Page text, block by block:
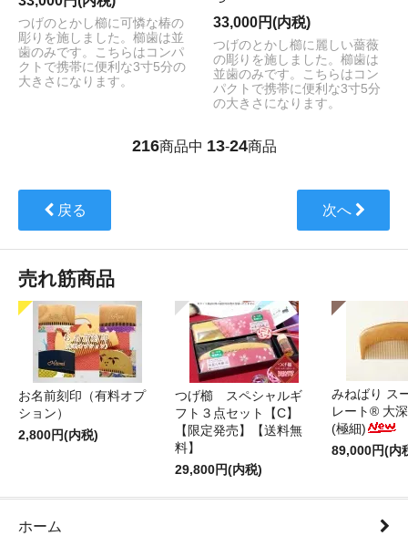
つげのとかし櫛に可憐な椿の
彫りを施しました。櫛歯は並
歯のみです。こちらはコンパ
クトで携帯に便利な3寸5分の
大きさになります。
33,000円(内税)
つげのとかし櫛に麗しい薔薇
の彫りを施しました。櫛歯は
並歯のみです。こちらはコン
パクトで携帯に便利な3寸5分
の大きさになります。
216商品中 13-24商品
戻る 次へ
売れ筋商品
お名前刻印（有料オプ
ション）
2,800円(内税)
つげ櫛 スペシャルギ
フト３点セット【C】
【限定発売】【送料無
料】
29,800円(内税)
みねばり ス
レート® 大
(極細)
89,000円(内
ホーム